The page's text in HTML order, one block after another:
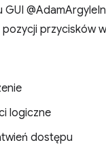
GUI
przycisków
logiczne
dostępu